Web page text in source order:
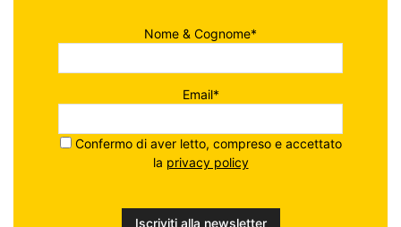
Nome & Cognome*
Email*
Confermo di aver letto, compreso e accettato
la privacy policy